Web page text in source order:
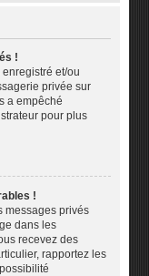
!
enregistré et/ou
privée sur
a empêché
pour plus
!
messages privés
dans les
recevez des
rapportez les